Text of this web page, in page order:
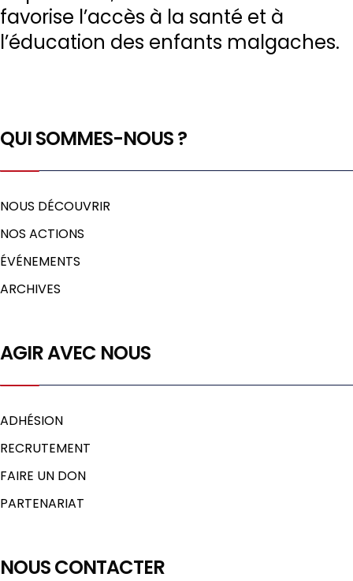
favorise l’accès à la santé et à
l’éducation des enfants malgaches.
QUI SOMMES-NOUS ?
NOUS DÉCOUVRIR
NOS ACTIONS
ÉVÉNEMENTS
ARCHIVES
AGIR AVEC NOUS
ADHÉSION
RECRUTEMENT
FAIRE UN DON
PARTENARIAT
NOUS CONTACTER